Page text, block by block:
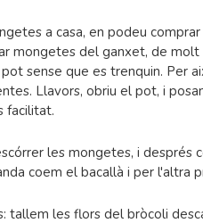
a casa, en podeu
mongetes del ganxet, de
sense que es trenquin. Per
Llavors, obriu el pot, i
facilitat.
les mongetes, i
coem el bacallà i per l'altra
tallem les flors del bròcoli